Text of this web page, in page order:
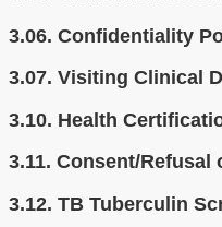
3.06. Confidentiality
3.07. Visiting Clinical
3.10. Health
3.11. Consent/Refusal
3.12. TB Tuberculin